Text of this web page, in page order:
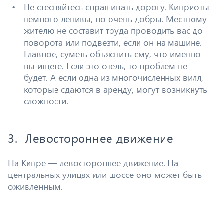
Не стесняйтесь спрашивать дорогу. Киприоты
немного ленивы, но очень добры. Местному
жителю не составит труда проводить вас до
поворота или подвезти, если он на машине.
Главное, суметь объяснить ему, что именно
вы ищете. Если это отель, то проблем не
будет. А если одна из многочисленных вилл,
которые сдаются в аренду, могут возникнуть
сложности.
3. Левостороннее движение
На Кипре — левостороннее движение. На
центральных улицах или шоссе оно может быть
оживленным.